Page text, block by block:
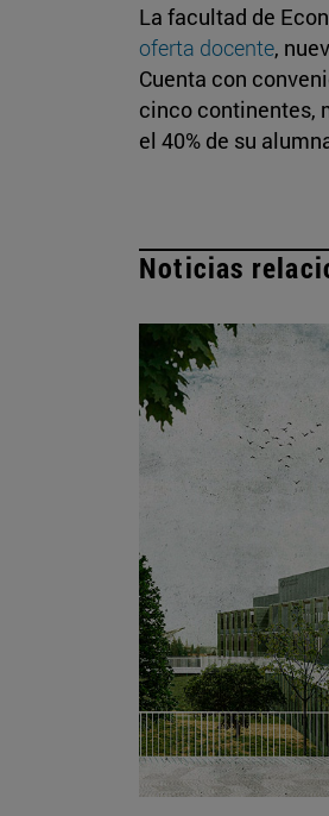
La facultad de
oferta docente,
Cuenta con
cinco continentes,
el 40% de su
Noticias